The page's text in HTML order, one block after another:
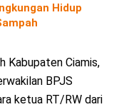
Hidup
Kabupaten Ciamis,
BPJS
ketua RT/RW dari